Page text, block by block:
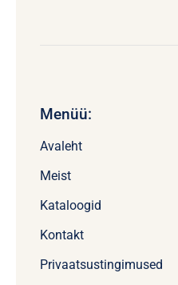
Menüü:
Avaleht
Meist
Kataloogid
Kontakt
Privaatsustingimused